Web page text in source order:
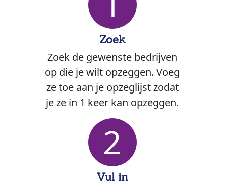
Zoek
Zoek de gewenste bedrijven
op die je wilt opzeggen. Voeg
ze toe aan je opzeglijst zodat
je ze in 1 keer kan opzeggen.
2
Vul in